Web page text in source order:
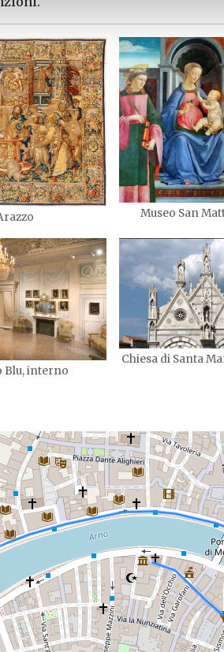
Museo San
Blu, interno
Chiesa di Santa